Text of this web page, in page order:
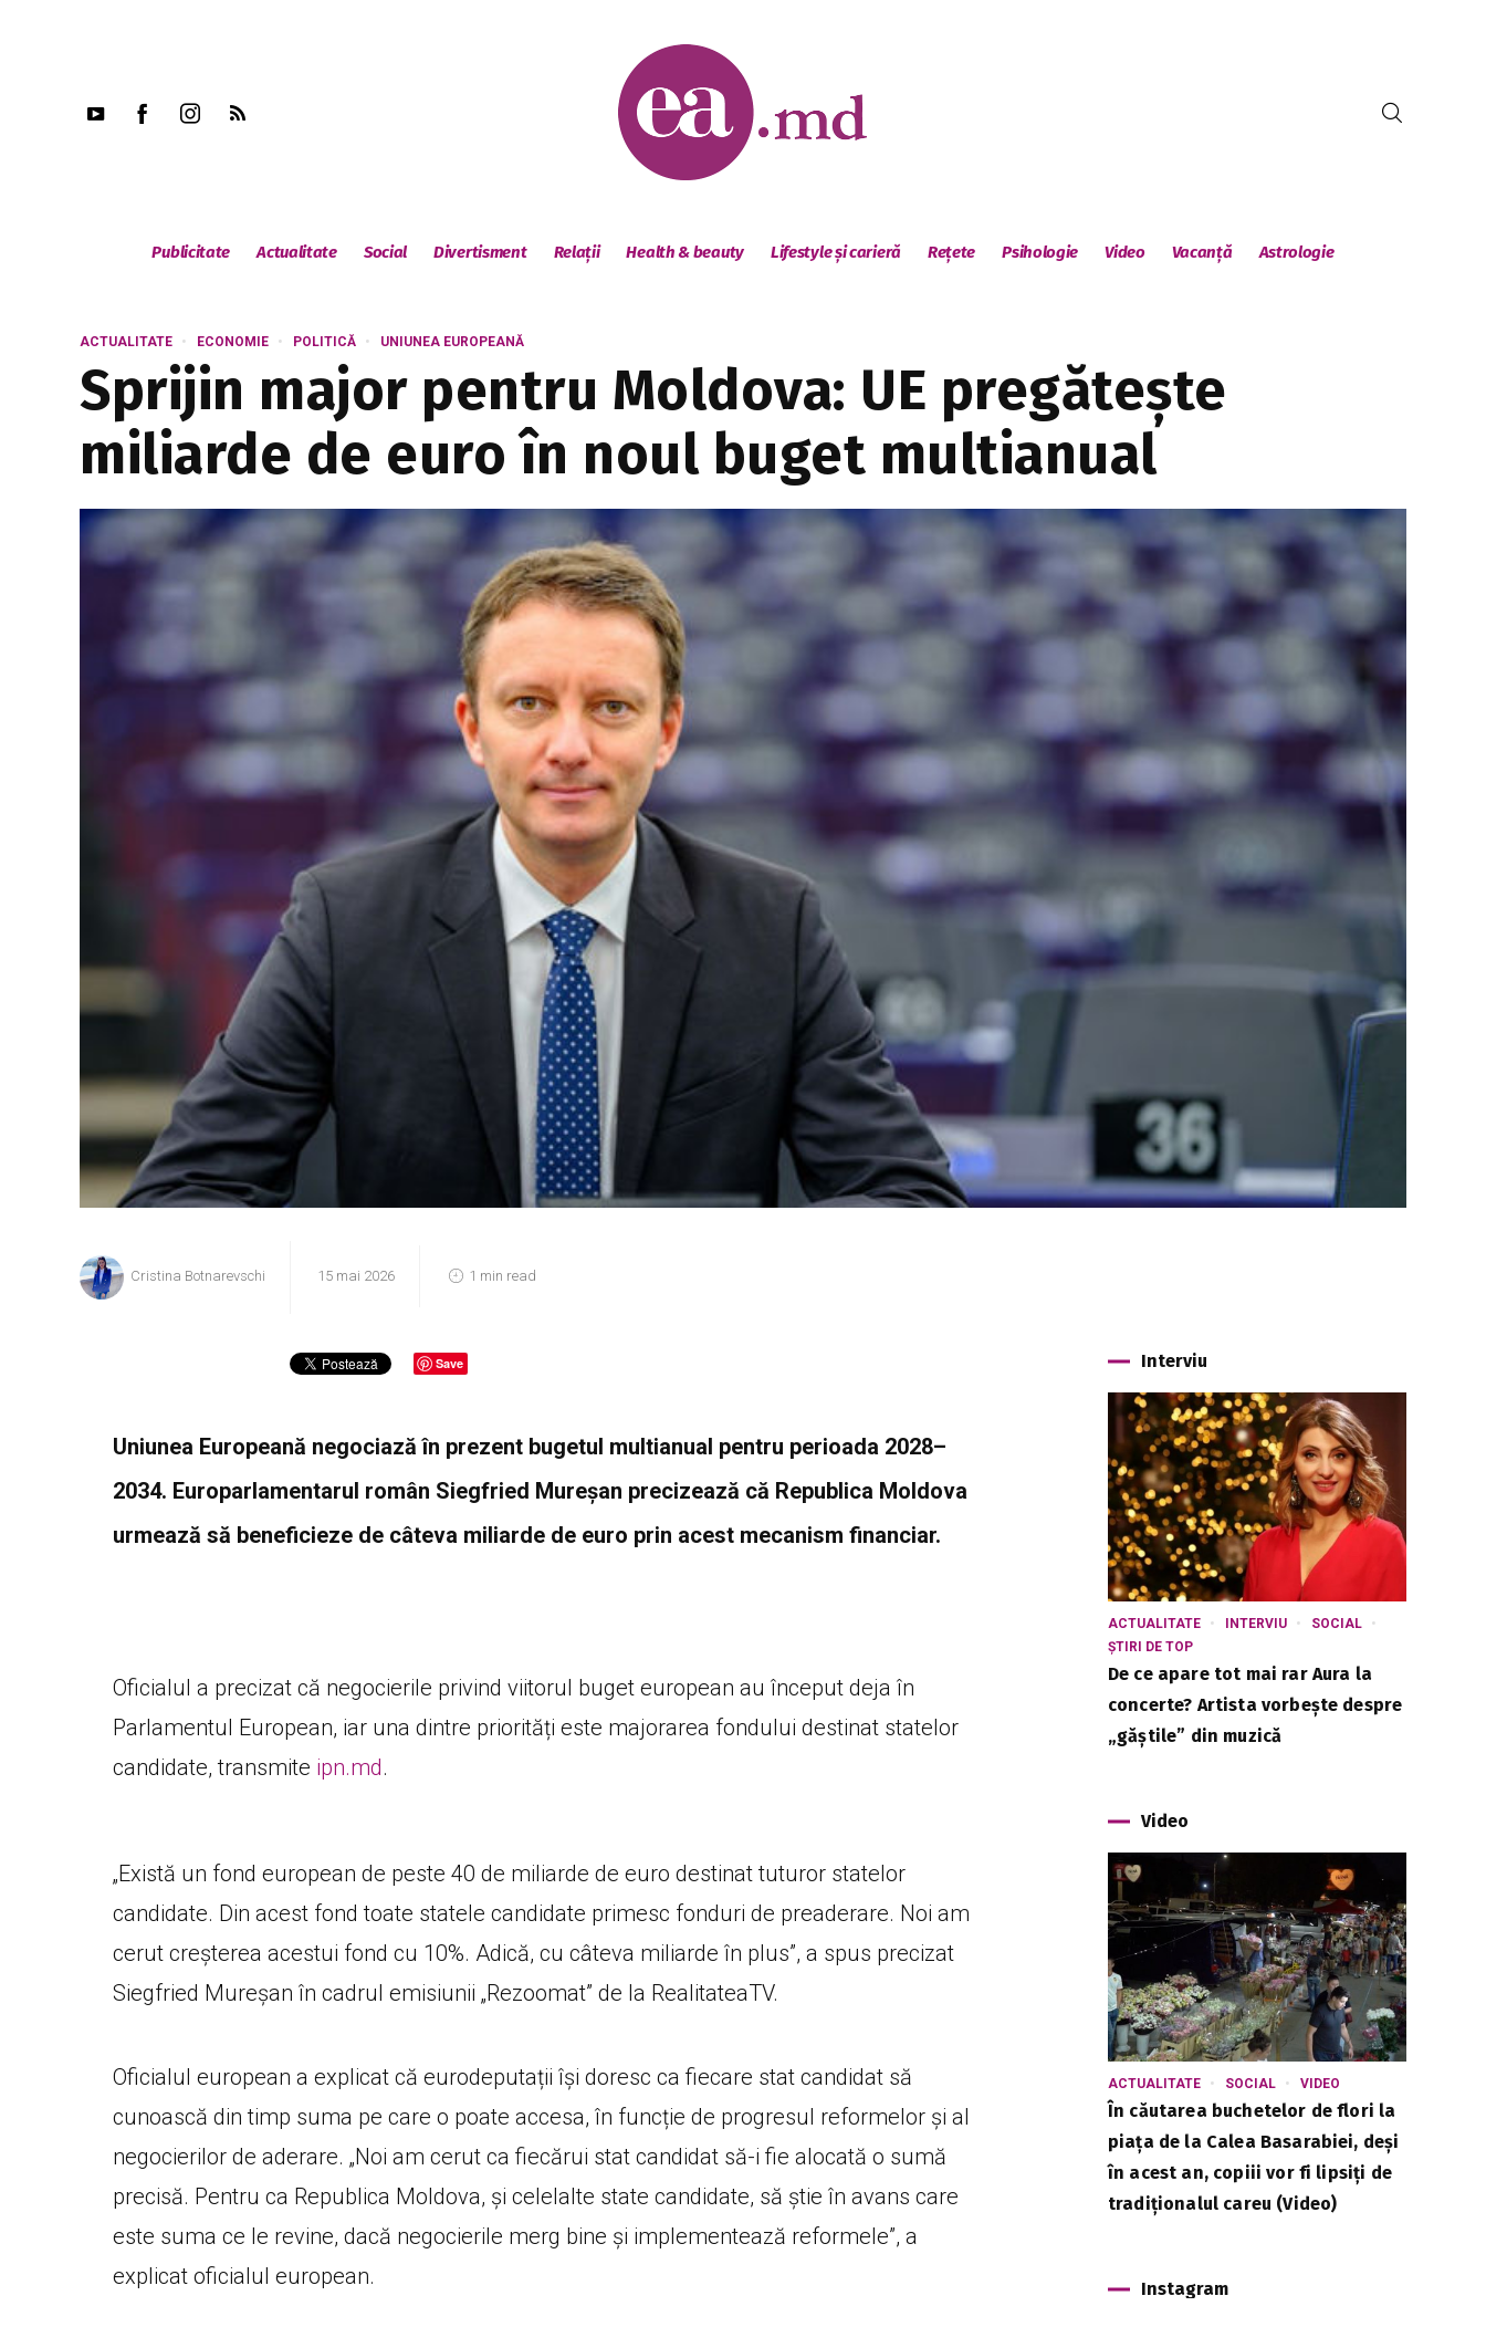
Publicitate Actualitate Social Divertisment Relații Health & beauty Lifestyle și carieră Rețete Psihologie Video Vacanță Astrologie
ACTUALITATE ECONOMIE POLITICĂ UNIUNEA EUROPEANĂ
Sprijin major pentru Moldova: UE pregătește
miliarde de euro în noul buget multianual
Cristina Botnarevschi 15 mai 2026 1 min read
Save
Uniunea Europeană negociază în prezent bugetul multianual pentru perioada 2028–
2034. Europarlamentarul român Siegfried Mureșan precizează că Republica Moldova
urmează să beneficieze de câteva miliarde de euro prin acest mecanism financiar.
Oficialul a precizat că negocierile privind viitorul buget european au început deja în
Parlamentul European, iar una dintre priorități este majorarea fondului destinat statelor
candidate, transmite ipn.md.
„Există un fond european de peste 40 de miliarde de euro destinat tuturor statelor
candidate. Din acest fond toate statele candidate primesc fonduri de preaderare. Noi am
cerut creșterea acestui fond cu 10%. Adică, cu câteva miliarde în plus”, a spus precizat
Siegfried Mureșan în cadrul emisiunii „Rezoomat” de la RealitateaTV.
Oficialul european a explicat că eurodeputații își doresc ca fiecare stat candidat să
cunoască din timp suma pe care o poate accesa, în funcție de progresul reformelor și al
negocierilor de aderare. „Noi am cerut ca fiecărui stat candidat să-i fie alocată o sumă
precisă. Pentru ca Republica Moldova, și celelalte state candidate, să știe în avans care
este suma ce le revine, dacă negocierile merg bine și implementează reformele”, a
explicat oficialul european.
Interviu
ACTUALITATE INTERVIU
SOCIAL
ȘTIRI DE TOP
De ce apare tot mai rar Aura la
concerte? Artista vorbește despre
„găștile” din muzică
Video
ACTUALITATE SOCIAL VIDEO
În căutarea buchetelor de flori la
piața de la Calea Basarabiei, deși
în acest an, copiii vor fi lipsiți de
tradiționalul careu (Video)
Instagram